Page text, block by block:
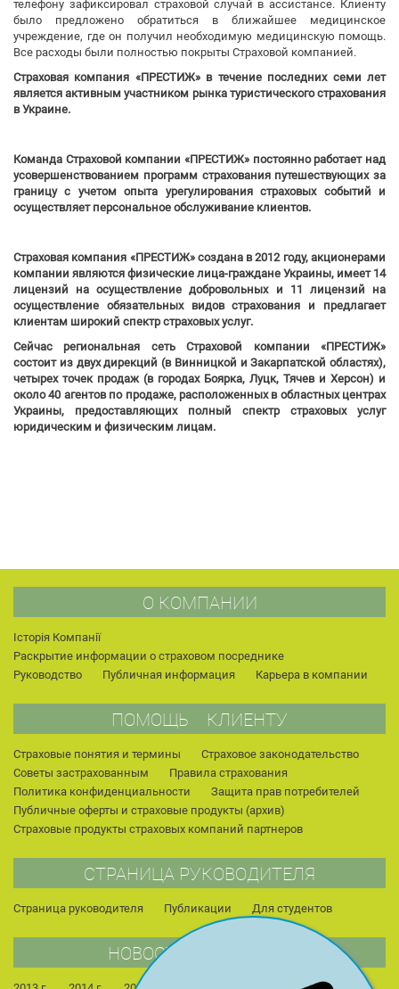
телефону зафиксировал страховой случай в ассистансе. Клиенту
было предложено обратиться в ближайшее медицинское
учреждение, где он получил необходимую медицинскую помощь.
Все расходы были полностью покрыты Страховой компанией.
Страховая компания «ПРЕСТИЖ» в течение последних семи лет
является активным участником рынка туристического страхования
в Украине.
Команда Страховой компании «ПРЕСТИЖ» постоянно работает над
усовершенствованием программ страхования путешествующих за
границу с учетом опыта урегулирования страховых событий и
осуществляет персональное обслуживание клиентов.
Страховая компания «ПРЕСТИЖ» создана в 2012 году, акционерами
компании являются физические лица-граждане Украины, имеет 14
лицензий на осуществление добровольных и 11 лицензий на
осуществление обязательных видов страхования и предлагает
клиентам широкий спектр страховых услуг.
Сейчас региональная сеть Страховой компании «ПРЕСТИЖ»
состоит из двух дирекций (в Винницкой и Закарпатской областях),
четырех точек продаж (в городах Боярка, Луцк, Тячев и Херсон) и
около 40 агентов по продаже, расположенных в областных центрах
Украины, предоставляющих полный спектр страховых услуг
юридическим и физическим лицам.
О КОМПАНИИ
Історія Компанії
Раскрытие информации о страховом посреднике
Руководство
Публичная информация Карьера в компании
ПОМОЩЬ КЛИЕНТУ
Страховые понятия и термины
Страховое законодательство
Советы застрахованным
Правила страхования
Политика конфиденциальности
Защита прав потребителей
Публичные оферты и страховые продукты (архив)
Страховые продукты страховых компаний партнеров
СТРАНИЦА РУКОВОДИТЕЛЯ
Страница руководителя Публикации Для студентов
НОВОСТИ КОМПАНИИ